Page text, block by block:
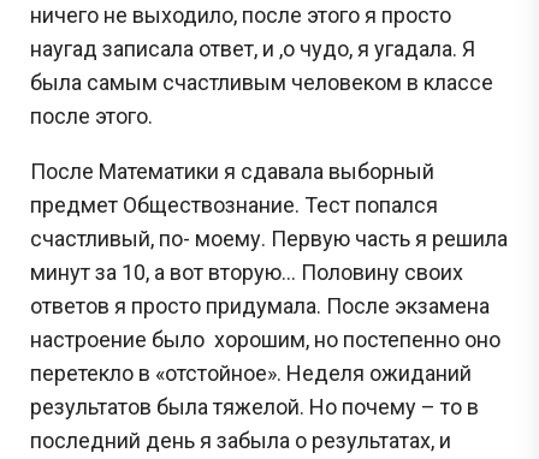
ничего не выходило, после этого я просто
наугад записала ответ, и ,о чудо, я угадала. Я
была самым счастливым человеком в классе
после этого.
После Математики я сдавала выборный
предмет Обществознание. Тест попался
счастливый, по- моему. Первую часть я решила
минут за 10, а вот вторую… Половину своих
ответов я просто придумала. После экзамена
настроение было хорошим, но постепенно оно
перетекло в «отстойное». Неделя ожиданий
результатов была тяжелой. Но почему – то в
последний день я забыла о результатах, и